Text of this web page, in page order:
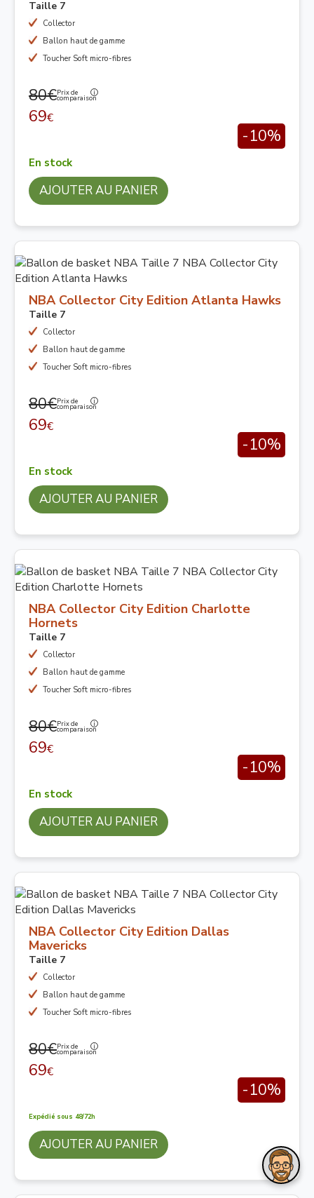
Taille 7
Collector
Ballon haut de gamme
Toucher Soft micro-fibres
80€Prix de
comparaison
69€
-10%
En stock
AJOUTER AU PANIER
NBA Collector City Edition Atlanta Hawks
Taille 7
Collector
Ballon haut de gamme
Toucher Soft micro-fibres
80€Prix de
comparaison
69€
-10%
En stock
AJOUTER AU PANIER
NBA Collector City Edition Charlotte
Hornets
Taille 7
Collector
Ballon haut de gamme
Toucher Soft micro-fibres
80€Prix de
comparaison
69€
-10%
En stock
AJOUTER AU PANIER
NBA Collector City Edition Dallas
Mavericks
Taille 7
Collector
Ballon haut de gamme
Toucher Soft micro-fibres
80€Prix de
comparaison
69€
-10%
Expédié sous 48/72h
AJOUTER AU PANIER